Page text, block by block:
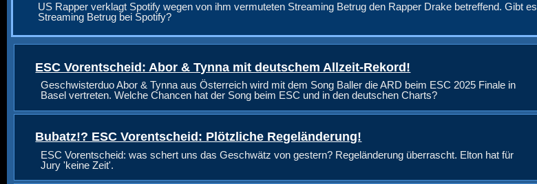
US Rapper verklagt Spotify wegen von ihm vermuteten Streaming Betrug den Rapper Drake betreffend. Gibt es
Streaming Betrug bei Spotify?
ESC Vorentscheid: Abor & Tynna mit deutschem Allzeit-Rekord!
Geschwisterduo Abor & Tynna aus Österreich wird mit dem Song Baller die ARD beim ESC 2025 Finale in
Basel vertreten. Welche Chancen hat der Song beim ESC und in den deutschen Charts?
Bubatz!? ESC Vorentscheid: Plötzliche Regeländerung!
ESC Vorentscheid: was schert uns das Geschwätz von gestern? Regeländerung überrascht. Elton hat für
Jury 'keine Zeit'.